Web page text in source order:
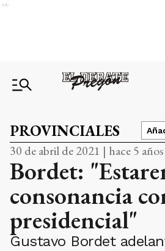
Ads
PROVINCIALES
30 de abril de 2021 | hace 5 años
Bordet:
consonancia
presidencial"
Gustavo Bordet